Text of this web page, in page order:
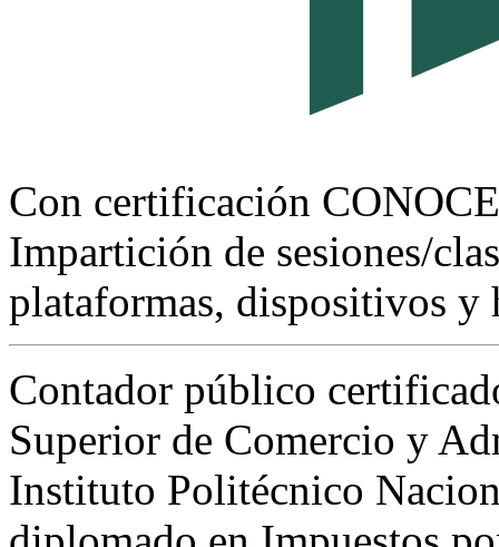
Con certificación
Impartición de sesiones/
plataformas, dispositivos y
Contador público
Superior de Comercio y
Instituto Politécnico